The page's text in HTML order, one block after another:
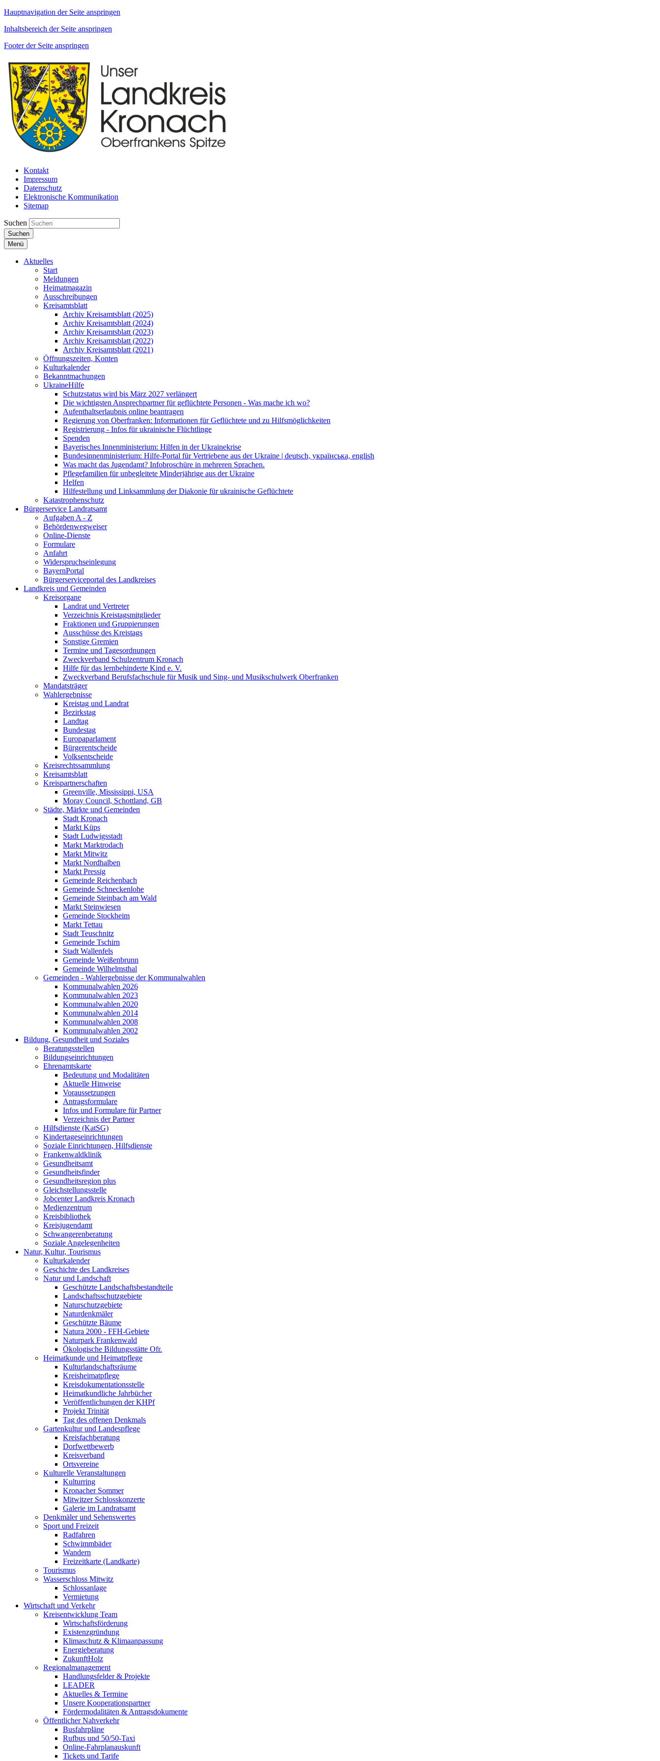
Hauptnavigation der Seite anspringen
Inhaltsbereich der Seite anspringen
Footer der Seite anspringen
Kontakt
Impressum
Datenschutz
Elektronische Kommunikation
Sitemap
Suchen
Suchen
Menü
Aktuelles
Start
Meldungen
Heimatmagazin
Ausschreibungen
Kreisamtsblatt
Archiv Kreisamtsblatt (2025)
Archiv Kreisamtsblatt (2024)
Archiv Kreisamtsblatt (2023)
Archiv Kreisamtsblatt (2022)
Archiv Kreisamtsblatt (2021)
Öffnungszeiten, Konten
Kulturkalender
Bekanntmachungen
UkraineHilfe
Schutzstatus wird bis März 2027 verlängert
Die wichtigsten Ansprechpartner für geflüchtete Personen - Was mache ich wo?
Aufenthaltserlaubnis online beantragen
Regierung von Oberfranken: Informationen für Geflüchtete und zu Hilfsmöglichkeiten
Registrierung - Infos für ukrainische Flüchtlinge
Spenden
Bayerisches Innenministerium: Hilfen in der Ukrainekrise
Bundesinnenministerium: Hilfe-Portal für Vertriebene aus der Ukraine | deutsch, українська, english
Was macht das Jugendamt? Infobroschüre in mehreren Sprachen.
Pflegefamilien für unbegleitete Minderjährige aus der Ukraine
Helfen
Hilfestellung und Linksammlung der Diakonie für ukrainische Geflüchtete
Katastrophenschutz
Bürgerservice Landratsamt
Aufgaben A - Z
Behördenwegweiser
Online-Dienste
Formulare
Anfahrt
Widerspruchseinlegung
BayernPortal
Bürgerserviceportal des Landkreises
Landkreis und Gemeinden
Kreisorgane
Landrat und Vertreter
Verzeichnis Kreistagsmitglieder
Fraktionen und Gruppierungen
Ausschüsse des Kreistags
Sonstige Gremien
Termine und Tagesordnungen
Zweckverband Schulzentrum Kronach
Hilfe für das lernbehinderte Kind e. V.
Zweckverband Berufsfachschule für Musik und Sing- und Musikschulwerk Oberfranken
Mandatsträger
Wahlergebnisse
Kreistag und Landrat
Bezirkstag
Landtag
Bundestag
Europaparlament
Bürgerentscheide
Volksentscheide
Kreisrechtssammlung
Kreisamtsblatt
Kreispartnerschaften
Greenville, Mississippi, USA
Moray Council, Schottland, GB
Städte, Märkte und Gemeinden
Stadt Kronach
Markt Küps
Stadt Ludwigsstadt
Markt Marktrodach
Markt Mitwitz
Markt Nordhalben
Markt Pressig
Gemeinde Reichenbach
Gemeinde Schneckenlohe
Gemeinde Steinbach am Wald
Markt Steinwiesen
Gemeinde Stockheim
Markt Tettau
Stadt Teuschnitz
Gemeinde Tschirn
Stadt Wallenfels
Gemeinde Weißenbrunn
Gemeinde Wilhelmsthal
Gemeinden - Wahlergebnisse der Kommunalwahlen
Kommunalwahlen 2026
Kommunalwahlen 2023
Kommunalwahlen 2020
Kommunalwahlen 2014
Kommunalwahlen 2008
Kommunalwahlen 2002
Bildung, Gesundheit und Soziales
Beratungsstellen
Bildungseinrichtungen
Ehrenamtskarte
Bedeutung und Modalitäten
Aktuelle Hinweise
Voraussetzungen
Antragsformulare
Infos und Formulare für Partner
Verzeichnis der Partner
Hilfsdienste (KatSG)
Kindertageseinrichtungen
Soziale Einrichtungen, Hilfsdienste
Frankenwaldklinik
Gesundheitsamt
Gesundheitsfinder
Gesundheitsregion plus
Gleichstellungsstelle
Jobcenter Landkreis Kronach
Medienzentrum
Kreisbibliothek
Kreisjugendamt
Schwangerenberatung
Soziale Angelegenheiten
Natur, Kultur, Tourismus
Kulturkalender
Geschichte des Landkreises
Natur und Landschaft
Geschützte Landschaftsbestandteile
Landschaftsschutzgebiete
Naturschutzgebiete
Naturdenkmäler
Geschützte Bäume
Natura 2000 - FFH-Gebiete
Naturpark Frankenwald
Ökologische Bildungsstätte Ofr.
Heimatkunde und Heimatpflege
Kulturlandschaftsräume
Kreisheimatpflege
Kreisdokumentationsstelle
Heimatkundliche Jahrbücher
Veröffentlichungen der KHPf
Projekt Trinität
Tag des offenen Denkmals
Gartenkultur und Landespflege
Kreisfachberatung
Dorfwettbewerb
Kreisverband
Ortsvereine
Kulturelle Veranstaltungen
Kulturring
Kronacher Sommer
Mitwitzer Schlosskonzerte
Galerie im Landratsamt
Denkmäler und Sehenswertes
Sport und Freizeit
Radfahren
Schwimmbäder
Wandern
Freizeitkarte (Landkarte)
Tourismus
Wasserschloss Mitwitz
Schlossanlage
Vermietung
Wirtschaft und Verkehr
Kreisentwicklung Team
Wirtschaftsförderung
Existenzgründung
Klimaschutz & Klimaanpassung
Energieberatung
ZukunftHolz
Regionalmanagement
Handlungsfelder & Projekte
LEADER
Aktuelles & Termine
Unsere Kooperationspartner
Fördermodalitäten & Antragsdokumente
Öffentlicher Nahverkehr
Busfahrpläne
Rufbus und 50/50-Taxi
Online-Fahrplanauskunft
Tickets und Tarife